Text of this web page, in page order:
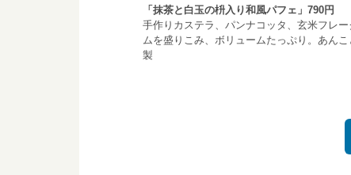
「抹茶と白玉の枡入り和風パフェ」790円
手作りカステラ、パンナコッタ、玄米フレ
ムを盛りこみ、ボリュームたっぷり。あん
製